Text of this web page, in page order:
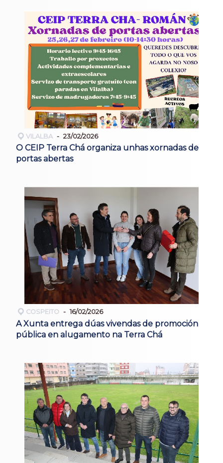
VILALBA 23/02/2026
O CEIP Terra Chá organiza unhas xornadas de
portas abertas
COSPEITO 16/02/2026
A Xunta entrega dúas vivendas de promoción
pública en alugamento na Terra Chá